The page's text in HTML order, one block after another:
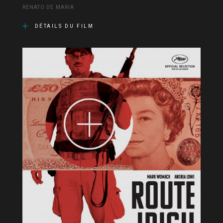
RENATO DE MARIA
DÉTAILS DU FILM